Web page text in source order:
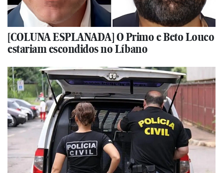
[COLUNA ESPLANADA] O Primo e Beto Louco
estariam escondidos no Líbano